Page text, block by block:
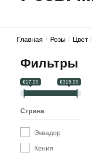
Главная / Розы / Цвет /
Фильтры
€17,00 €315,00
Страна
Эквадор
Кения